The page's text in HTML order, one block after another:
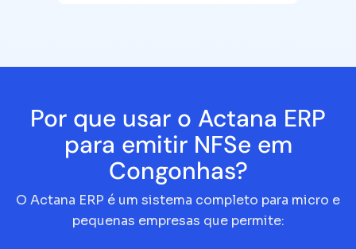
Por que usar o Actana ERP
para emitir NFSe em
Congonhas?
O Actana ERP é um sistema completo para micro e
pequenas empresas que permite: